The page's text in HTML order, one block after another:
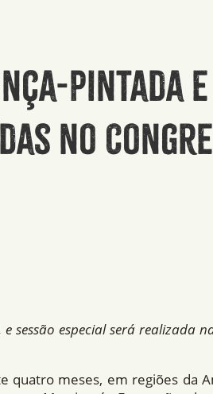
pintada
no
sessão especial será realizada
quatro meses, em regiões da